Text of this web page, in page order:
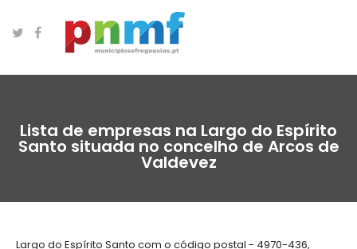
Lista de empresas na Largo do Espírito
Santo situada no concelho de Arcos de
Valdevez
Largo do Espírito Santo com o código postal - 4970-436,